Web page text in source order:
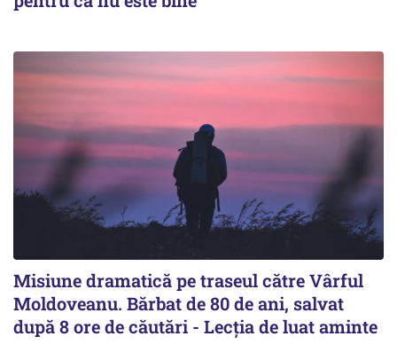
Misiune dramatică pe traseul către Vârful
Moldoveanu. Bărbat de 80 de ani, salvat
după 8 ore de căutări - Lecția de luat aminte